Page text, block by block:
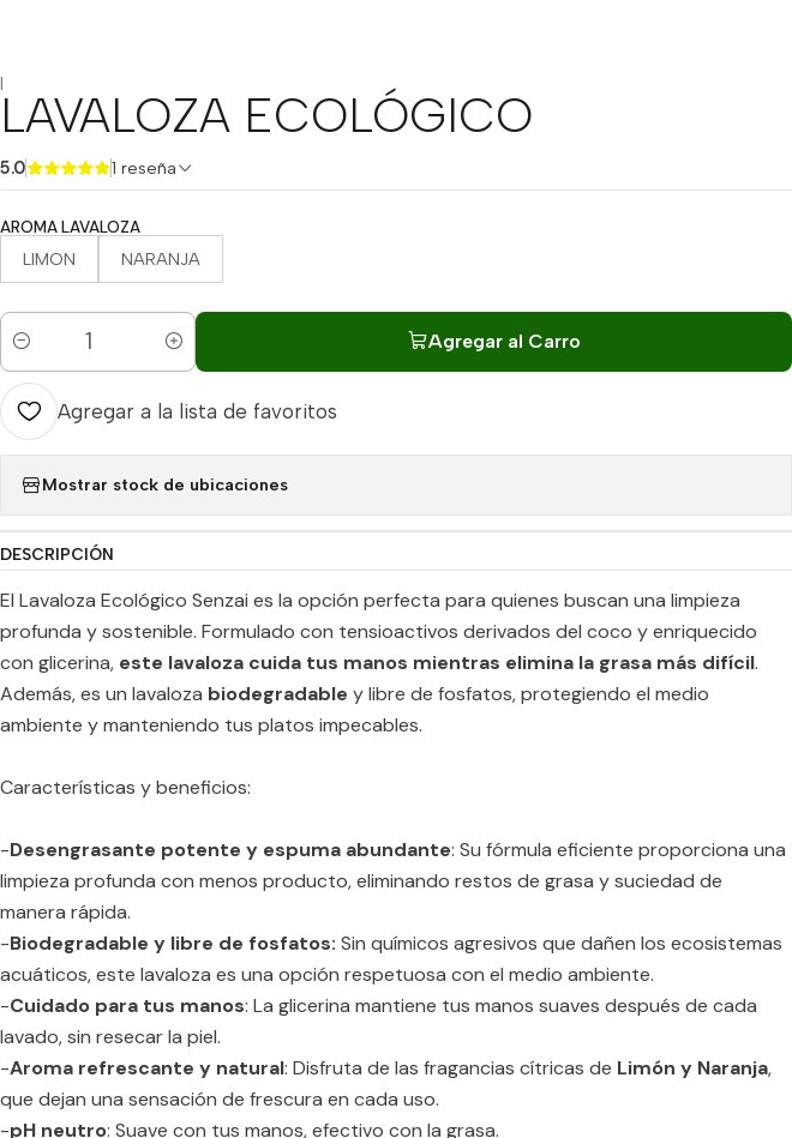
|
LAVALOZA ECOLÓGICO
5.0 1 reseña
AROMA LAVALOZA
LIMON NARANJA
Cantidad
Agregar al Carro
Agregar a la lista de favoritos
Mostrar stock de ubicaciones
DESCRIPCIÓN
El Lavaloza Ecológico Senzai es la opción perfecta para quienes buscan una limpieza
profunda y sostenible. Formulado con tensioactivos derivados del coco y enriquecido
con glicerina, este lavaloza cuida tus manos mientras elimina la grasa más difícil.
Además, es un lavaloza biodegradable y libre de fosfatos, protegiendo el medio
ambiente y manteniendo tus platos impecables.
Características y beneficios:
-Desengrasante potente y espuma abundante: Su fórmula eficiente proporciona una
limpieza profunda con menos producto, eliminando restos de grasa y suciedad de
manera rápida.
-Biodegradable y libre de fosfatos: Sin químicos agresivos que dañen los ecosistemas
acuáticos, este lavaloza es una opción respetuosa con el medio ambiente.
-Cuidado para tus manos: La glicerina mantiene tus manos suaves después de cada
lavado, sin resecar la piel.
-Aroma refrescante y natural: Disfruta de las fragancias cítricas de Limón y Naranja,
que dejan una sensación de frescura en cada uso.
-pH neutro: Suave con tus manos, efectivo con la grasa.